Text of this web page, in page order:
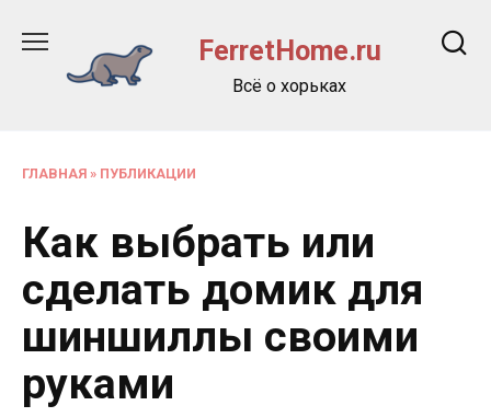
содержанию
FerretHome.ru
Всё о хорьках
ГЛАВНАЯ » ПУБЛИКАЦИИ
Как выбрать или
сделать домик для
шиншиллы своими
руками